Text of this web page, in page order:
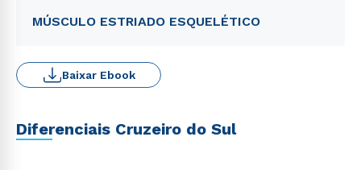
MÚSCULO ESTRIADO ESQUELÉTICO
Baixar Ebook
Diferenciais Cruzeiro do Sul